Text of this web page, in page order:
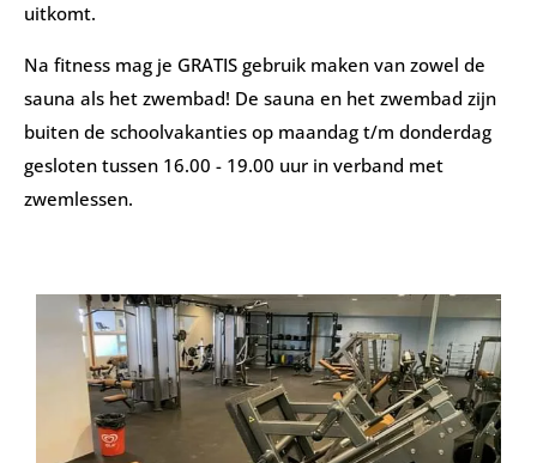
uitkomt.
Na fitness mag je GRATIS gebruik maken van zowel de
sauna als het zwembad! De sauna en het zwembad zijn
buiten de schoolvakanties op maandag t/m donderdag
gesloten tussen 16.00 - 19.00 uur in verband met
zwemlessen.